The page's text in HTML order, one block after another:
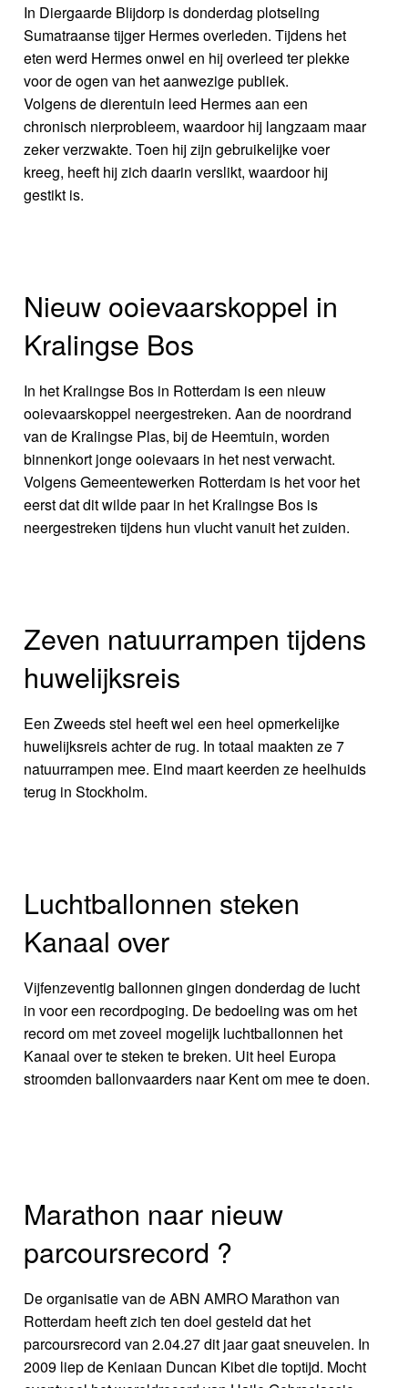
In Diergaarde Blijdorp is donderdag plotseling
Sumatraanse tijger Hermes overleden. Tijdens het
eten werd Hermes onwel en hij overleed ter plekke
voor de ogen van het aanwezige publiek.
Volgens de dierentuin leed Hermes aan een
chronisch nierprobleem, waardoor hij langzaam maar
zeker verzwakte. Toen hij zijn gebruikelijke voer
kreeg, heeft hij zich daarin verslikt, waardoor hij
gestikt is.
Nieuw ooievaarskoppel in
Kralingse Bos
In het Kralingse Bos in Rotterdam is een nieuw
ooievaarskoppel neergestreken. Aan de noordrand
van de Kralingse Plas, bij de Heemtuin, worden
binnenkort jonge ooievaars in het nest verwacht.
Volgens Gemeentewerken Rotterdam is het voor het
eerst dat dit wilde paar in het Kralingse Bos is
neergestreken tijdens hun vlucht vanuit het zuiden.
Zeven natuurrampen tijdens
huwelijksreis
Een Zweeds stel heeft wel een heel opmerkelijke
huwelijksreis achter de rug. In totaal maakten ze 7
natuurrampen mee. Eind maart keerden ze heelhuids
terug in Stockholm.
Luchtballonnen steken
Kanaal over
Vijfenzeventig ballonnen gingen donderdag de lucht
in voor een recordpoging. De bedoeling was om het
record om met zoveel mogelijk luchtballonnen het
Kanaal over te steken te breken. Uit heel Europa
stroomden ballonvaarders naar Kent om mee te doen.
Marathon naar nieuw
parcoursrecord ?
De organisatie van de ABN AMRO Marathon van
Rotterdam heeft zich ten doel gesteld dat het
parcoursrecord van 2.04.27 dit jaar gaat sneuvelen. In
2009 liep de Keniaan Duncan Kibet die toptijd. Mocht